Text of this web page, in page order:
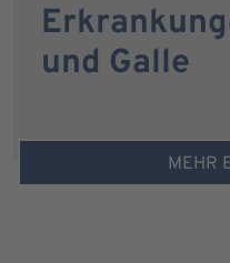
und Galle
MEHR